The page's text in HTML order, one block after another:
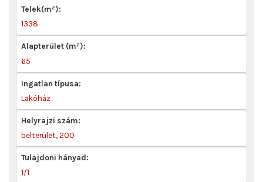
Telek(m²):
1338
Alapterület (m²):
65
Ingatlan típusa:
Lakóház
Helyrajzi szám:
belterület, 200
Tulajdoni hányad:
1/1